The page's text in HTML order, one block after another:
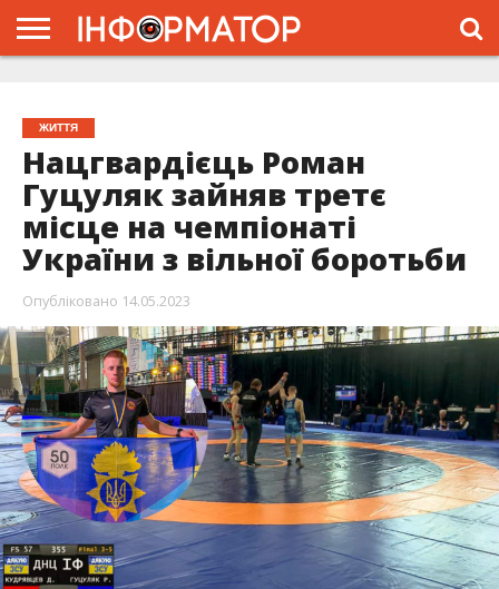
ЖИТТЯ
Нацгвардієць Роман
Гуцуляк зайняв третє
місце на чемпіонаті
України з вільної боротьби
Опубліковано 14.05.2023